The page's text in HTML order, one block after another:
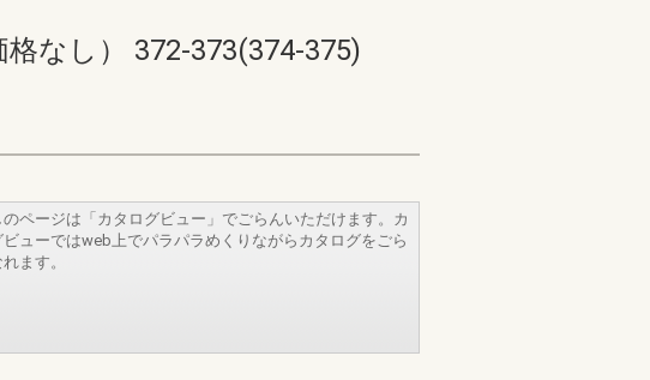
なし） 372-373(374-375)
のページは「カタログビュー」でごらんいただけます。カ
ビューではweb上でパラパラめくりながらカタログをごら
ます。